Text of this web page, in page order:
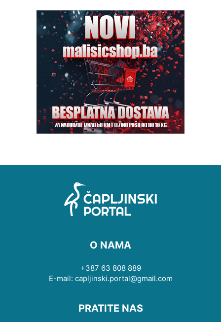
O NAMA
+387 63 808 889
E-mail: capljinski.portal@gmail.com
PRATITE NAS